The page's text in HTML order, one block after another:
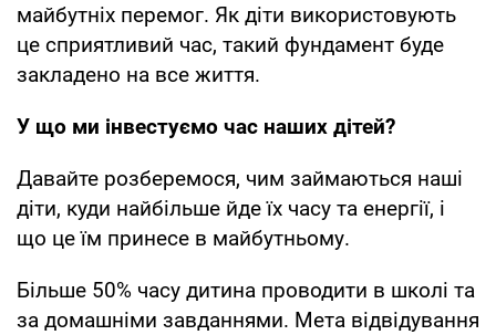
майбутніх перемог. Як діти використовують
це сприятливий час, такий фундамент буде
закладено на все життя.
У що ми інвестуємо час наших дітей?
Давайте розберемося, чим займаються наші
діти, куди найбільше йде їх часу та енергії, і
що це їм принесе в майбутньому.
Більше 50% часу дитина проводити в школі та
за домашніми завданнями. Мета відвідування